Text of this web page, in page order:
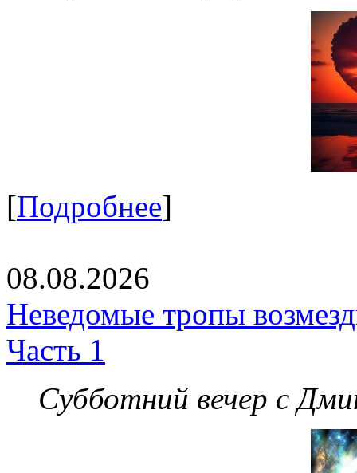
[Подробнее]
08.08.2026
Неведомые тропы
Часть 1
Субботний вечер с